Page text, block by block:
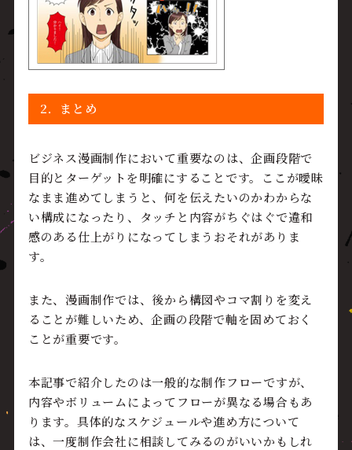
2．まとめ
ビジネス漫画制作において重要なのは、企画段階で
目的とターゲットを明確にすることです。ここが曖昧
なまま進めてしまうと、何を伝えたいのかわからな
い構成になったり、タッチと内容がちぐはぐで違和
感のある仕上がりになってしまうおそれがありま
す。
また、漫画制作では、後から構図やコマ割りを変え
ることが難しいため、企画の段階で軸を固めておく
ことが重要です。
本記事で紹介したのは一般的な制作フローですが、
内容やボリュームによってフローが異なる場合もあ
ります。具体的なスケジュールや進め方について
は、一度制作会社に相談してみるのがいいかもしれ